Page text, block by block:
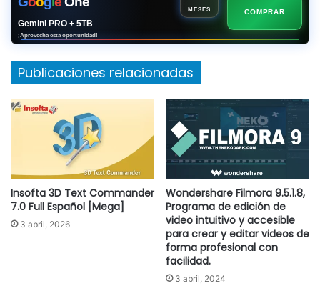
MESES
Gemini PRO + 5TB
¡Aprovecha esta oportunidad!
COMPRAR
Publicaciones relacionadas
Insofta 3D Text Commander
7.0 Full Español [Mega]
3 abril, 2026
Wondershare Filmora 9.5.1.8,
Programa de edición de
video intuitivo y accesible
para crear y editar videos de
forma profesional con
facilidad.
3 abril, 2024